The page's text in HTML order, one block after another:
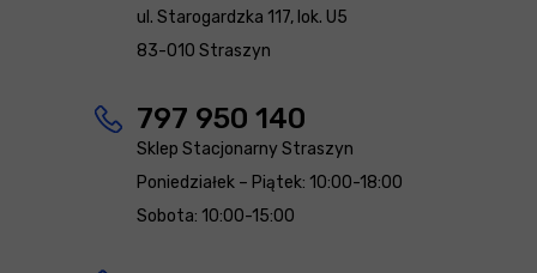
ul. Starogardzka 117, lok. U5
83-010 Straszyn
797 950 140
Sklep Stacjonarny Straszyn
Poniedziałek – Piątek: 10:00-18:00
Sobota: 10:00-15:00